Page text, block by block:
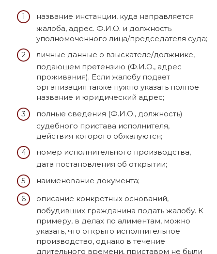
название инстанции, куда направляется
жалоба, адрес. Ф.И.О. и должность
уполномоченного лица/председателя суда;
личные данные о взыскателе/должнике,
подающем претензию (Ф.И.О., адрес
проживания). Если жалобу подает
организация также нужно указать полное
название и юридический адрес;
полные сведения (Ф.И.О., должность)
судебного пристава исполнителя,
действия которого обжалуются;
номер исполнительного производства,
дата постановления об открытии;
наименование документа;
описание конкретных оснований,
побудивших гражданина подать жалобу. К
примеру, в делах по алиментам, можно
указать, что открыто исполнительное
производство, однако в течение
длительного времени, приставом не были